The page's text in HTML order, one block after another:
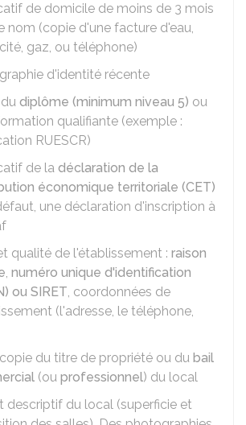
de domicile de moins de 3 mois
nom (copie d'une facture d'eau,
gaz, ou téléphone)
d'identité récente
diplôme (minimum niveau 5) ou
qualifiante (exemple :
RUESCR)
de la déclaration de la
économique territoriale (CET)
une déclaration d'inscription à
qualité de l'établissement : raison
, numéro unique d'identification
ou SIRET, coordonnées de
(l'adresse, le téléphone,
du titre de propriété ou du bail
(ou professionnel) du local
descriptif du local (superficie et